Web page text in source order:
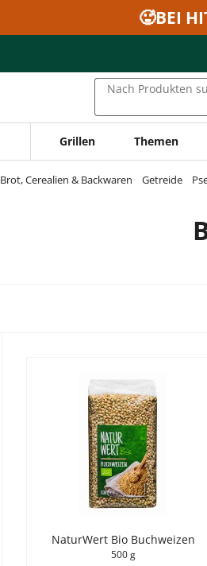
🥵BEI
Nach Produkten
Grillen Themen
Brot, Cerealien & Backwaren Getreide
NaturWert Bio Buchweizen
500 g